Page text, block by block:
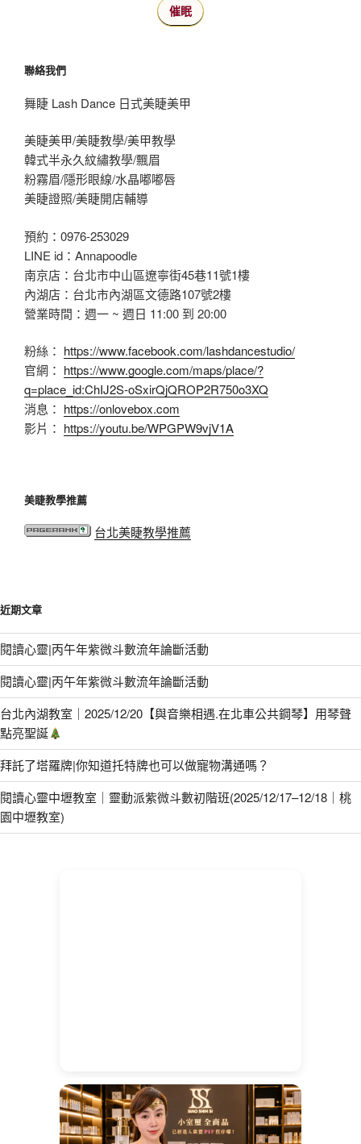
催眠
聯絡我們
舞睫 Lash Dance 日式美睫美甲
美睫美甲/美睫教學/美甲教學
韓式半永久紋繡教學/飄眉
粉霧眉/隱形眼線/水晶嘟嘟唇
美睫證照/美睫開店輔導
預約：0976-253029
LINE id：Annapoodle
南京店：台北市中山區遼寧街45巷11號1樓
內湖店：台北市內湖區文德路107號2樓
營業時間：週一 ~ 週日 11:00 到 20:00
粉絲： https://www.facebook.com/lashdancestudio/
官網： https://www.google.com/maps/place/?
q=place_id:ChIJ2S-oSxirQjQROP2R750o3XQ
消息： https://onlovebox.com
影片： https://youtu.be/WPGPW9vjV1A
美睫教學推薦
台北美睫教學推薦
近期文章
閱讀心靈|丙午年紫微斗數流年論斷活動
閱讀心靈|丙午年紫微斗數流年論斷活動
台北內湖教室｜2025/12/20【與音樂相遇.在北車公共鋼琴】用琴聲
點亮聖誕
拜託了塔羅牌|你知道托特牌也可以做寵物溝通嗎？
閱讀心靈中壢教室｜靈動派紫微斗數初階班(2025/12/17–12/18｜桃
園中壢教室)